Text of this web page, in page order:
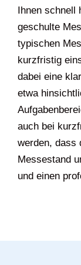
Ihnen schnell
geschulte
typischen
kurzfristig
dabei eine
etwa
auch bei
werden, dass
Messestand
und einen